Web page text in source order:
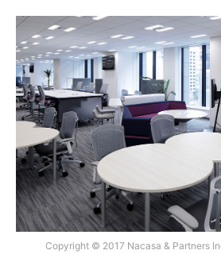
Copyright © 2017 Nacasa & Partners